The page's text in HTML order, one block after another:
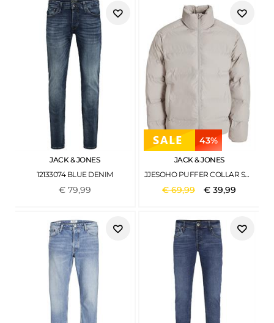
JACK & JONES
12133074 BLUE DENIM
€ 79,99
43%
JACK & JONES
JJESOHO PUFFER COLLAR SN DOVE
€69,99 €39,99